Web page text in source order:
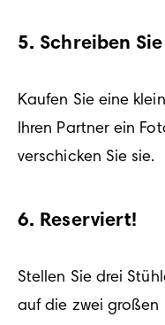
5. Schreiben
Kaufen Sie eine
Ihren Partner ein
verschicken Sie sie.
6. Reserviert!
Stellen Sie drei
auf die zwei großen